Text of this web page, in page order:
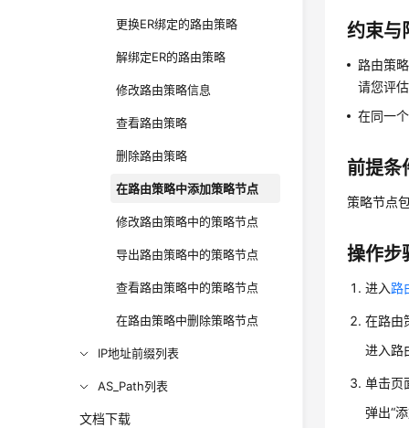
更换ER绑定的路由策略
解绑定ER的路由策略
修改路由策略信息
查看路由策略
删除路由策略
在路由策略中添加策略节点
修改路由策略中的策略节点
导出路由策略中的策略节点
查看路由策略中的策略节点
在路由策略中删除策略节点
IP地址前缀列表
AS_Path列表
文档下载
约束与
路由策
请您评
在同一
前提条
策略节点
操作步
进入路
在路由
进入路
单击页
弹出“